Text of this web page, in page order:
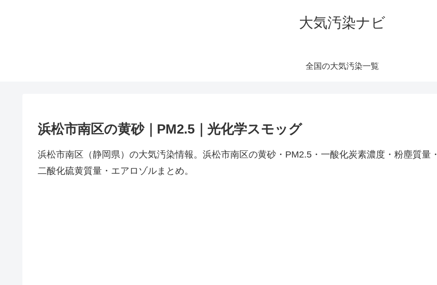
大気汚染ナビ
全国の大気汚染一覧
浜松市南区の黄砂｜PM2.5｜光化学スモッグ
浜松市南区（静岡県）の大気汚染情報。浜松市南区の黄砂・PM2.5・一酸化炭素濃度・粉塵質量・
二酸化硫黄質量・エアロゾルまとめ。